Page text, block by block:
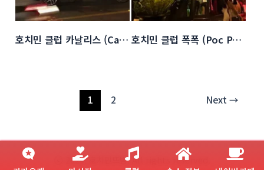
호치민 클럽 카날리스 (Canalis Club) 호치민 클럽 폭폭 (Poc Poc beer garden)
1 2 Next →
ⓒ 2024. 호치민뜨밤. All rights reserved.